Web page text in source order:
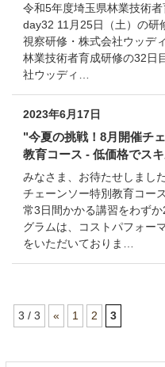
令和5年度埼玉県林業技術
day32 11月25日（土）の研
視察研修・株式会社ウッデ
林業技術者育成研修の32日
社ウッディ…
2023年6月17日
"今夏の挑戦！8月開催チ
教育コース - 低価格でス
みなさま、お待たせしまし
チェーンソー特別教育コー
常3日間かかる講習をわず
グラムは、コストパフォー
をいただいておりま…
3 / 3 « 1 2
3